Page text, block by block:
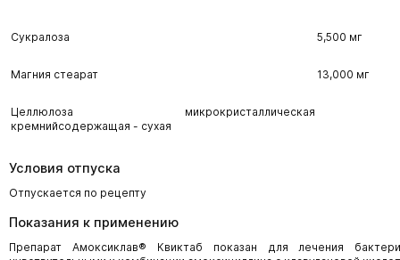
Сукралоза 5,500 мг
Магния стеарат 13,000 мг
Целлюлоза микрокристаллическая
кремнийсодержащая - сухая
Условия отпуска
Отпускается по рецепту
Показания к применению
Препарат Амоксиклав® Квиктаб показан для лечения